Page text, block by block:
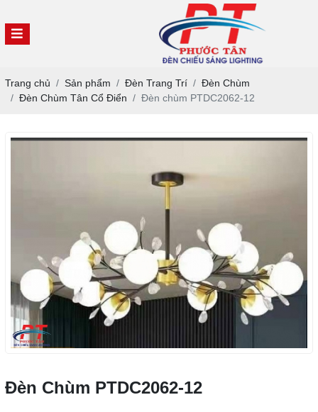
Trang chủ Sản phẩm Đèn Trang Trí
Đèn Chùm
Đèn Chùm Tân Cổ Điển
Đèn chùm PTDC2062-12
Đèn Chùm PTDC2062-12